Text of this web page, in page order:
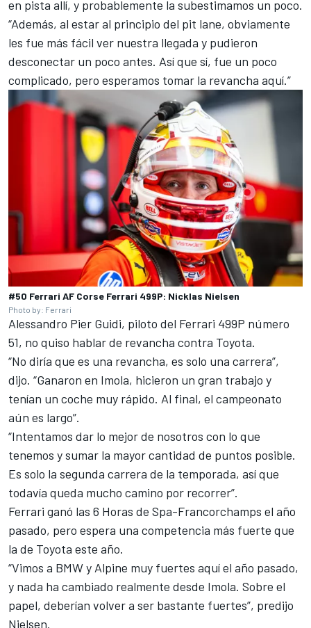
en pista allí, y probablemente la subestimamos un poco.
“Además, al estar al principio del pit lane, obviamente
les fue más fácil ver nuestra llegada y pudieron
desconectar un poco antes. Así que sí, fue un poco
complicado, pero esperamos tomar la revancha aquí.”
#50 Ferrari AF Corse Ferrari 499P: Nicklas Nielsen
Photo by: Ferrari
Alessandro Pier Guidi, piloto del Ferrari 499P número
51, no quiso hablar de revancha contra Toyota.
“No diría que es una revancha, es solo una carrera”,
dijo. “Ganaron en Imola, hicieron un gran trabajo y
tenían un coche muy rápido. Al final, el campeonato
aún es largo”.
“Intentamos dar lo mejor de nosotros con lo que
tenemos y sumar la mayor cantidad de puntos posible.
Es solo la segunda carrera de la temporada, así que
todavía queda mucho camino por recorrer”.
Ferrari ganó las 6 Horas de Spa-Francorchamps el año
pasado, pero espera una competencia más fuerte que
la de Toyota este año.
“Vimos a BMW y Alpine muy fuertes aquí el año pasado,
y nada ha cambiado realmente desde Imola. Sobre el
papel, deberían volver a ser bastante fuertes”, predijo
Nielsen.